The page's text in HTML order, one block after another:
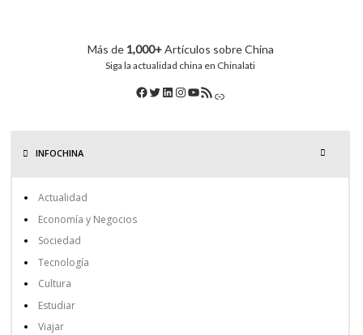
Más de 1,000+Artículos sobre China
Siga la actualidad china en Chinalati
INFOCHINA
Actualidad
Economía y Negocios
Sociedad
Tecnología
Cultura
Estudiar
Viajar